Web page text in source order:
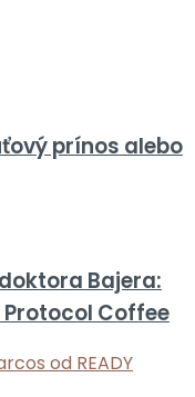
prínos alebo
Bajera:
Protocol Coffee